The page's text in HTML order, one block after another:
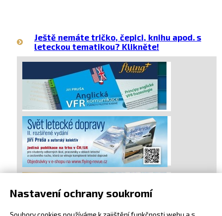
Ještě nemáte tričko, čepici, knihu apod. s
leteckou tematikou? Klikněte!
Nastavení ochrany soukromí
Soubory cookies používáme k zajištění funkčnosti webu a s